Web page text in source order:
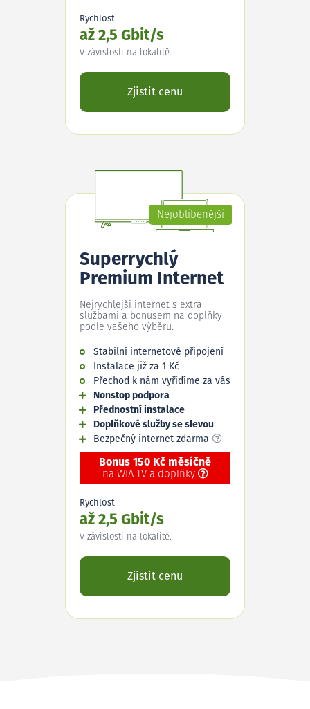
Rychlost
až 2,5 Gbit/s
V závislosti na lokalitě.
Zjistit cenu
Nejoblíbenější
Superrychlý
Premium Internet
Nejrychlejší internet s extra
službami a bonusem na doplňky
podle vašeho výběru.
Stabilní internetové připojení
Instalace již za 1 Kč
Přechod k nám vyřídíme za vás
Nonstop podpora
Přednostní instalace
Doplňkové služby se slevou
Bezpečný internet zdarma
Bonus 150 Kč měsíčně
na WIA TV a doplňky
Rychlost
až 2,5 Gbit/s
V závislosti na lokalitě.
Zjistit cenu